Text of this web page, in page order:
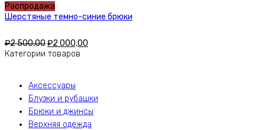
Распродажа
Шерстяные темно-синие брюки
₽2 500,00₽2 000,00
Категории товаров
Аксессуары
Блузки и рубашки
Брюки и джинсы
Верхняя одежда